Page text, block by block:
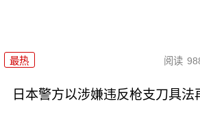
最热 阅读
日本警方以涉嫌违反枪支刀具法